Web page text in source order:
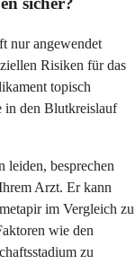
nur angewendet
Risiken für das
topisch
in den Blutkreislauf
leiden, besprechen
Arzt. Er kann
im Vergleich zu
wie den
zu